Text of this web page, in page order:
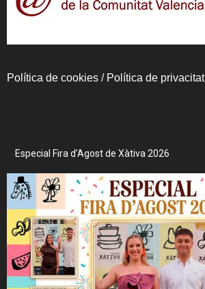
Política de cookies / Política de privacitat
Especial Fira d’Agost de Xàtiva 2026